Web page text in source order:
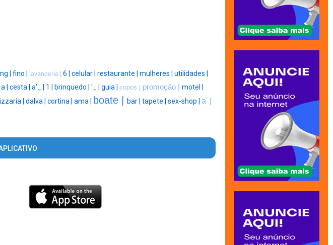
| fino | lavanderia | 6 | celular | restaurante | mulheres | utilidades |
a | cesta | a'_ | 1 | brinquedo | '_ | guia | copos | promoção | motel |
| dalva | cortina | ama | boate | bar | tapete | sex-shop | a' |